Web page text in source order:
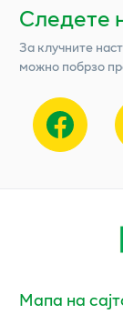
Следете
За клучните
можно побрзо
Мапа на